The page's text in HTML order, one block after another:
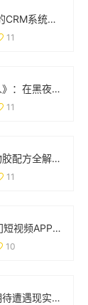
关于9.1版本的CRM系统更新与功能介绍详解
11
《大奉打更人》：在黑夜中守护城池的勇士们的故事揭秘
11
美国人与动物胶配方全解析及相关图片分享
11
探讨18款热门短视频APP下载量及其影响因素分析
10
意大利：当期待遭遇现实无法满足的无奈与困惑